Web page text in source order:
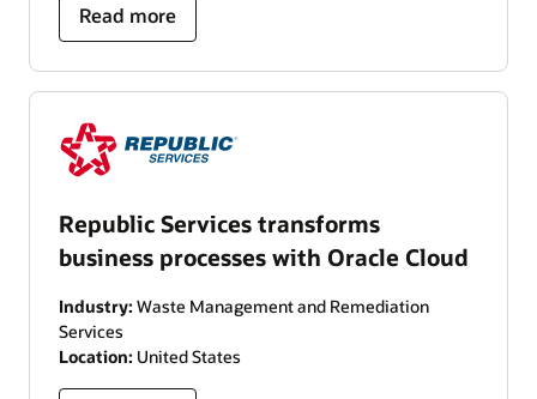
Read more
Republic Services transforms
business processes with Oracle Cloud
Industry: Waste Management and Remediation
Services
Location: United States